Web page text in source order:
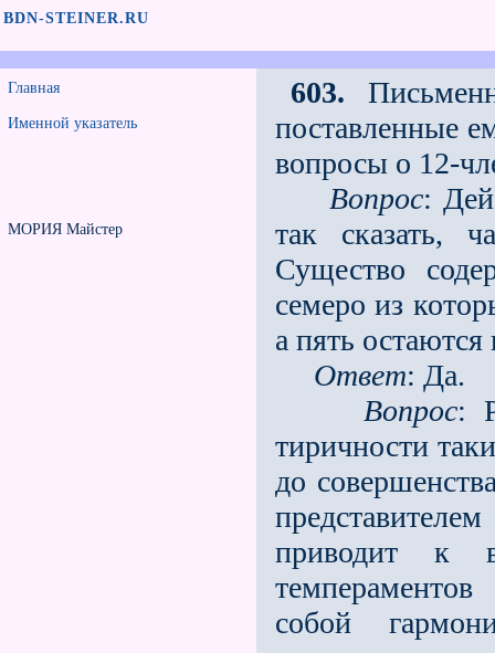
BDN-STEINER.RU
Главная
Именной указатель
МОРИЯ Майстер
603.
поставленные
вопросы о 12-
Вопрос:
так сказать,
Существо
семеро из
а пять
Ответ: Да.
Вопрос:
тиричности
до
приводит к
собой